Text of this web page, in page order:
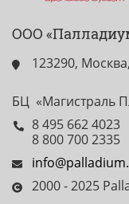
ООО
123290,
БЦ «Магистраль
8 495 662
8 800 700 2335
2000 - 2025